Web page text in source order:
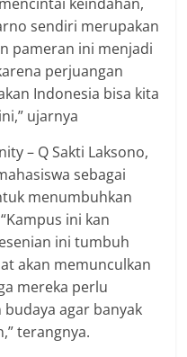
sendiri merupakan
pameran ini menjadi
perjuangan
Indonesia bisa kita
ujarnya
– Q Sakti Laksono,
sebagai
menumbuhkan
ini kan
ini tumbuh
akan memunculkan
mereka perlu
agar banyak
terangnya.